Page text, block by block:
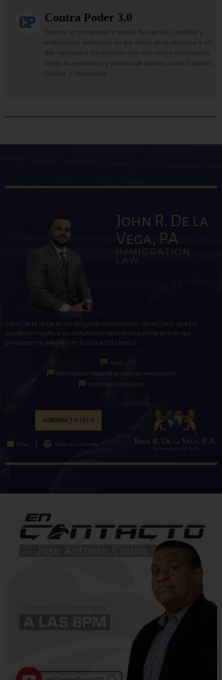
Contra Poder 3.0
Somos un programa y medio de opinión, análisis y
entrevistas, enfocado en las ideas de la derecha y en
dar ventana a los jóvenes con una visión innovadora
sobre la economía y política de países como Estados
Unidos y Venezuela.
John R. De la
Vega, P.A.
IMMIGRATION
LAW
John De la Vega es un abogado venezolano-americano que ha
ayudado mucho a la comunidad venezolana e hispana en sus
procesos migratorios en los Estados Unidos.
ASILO
REPRESENTACIONES EN LA CORTE DE INMIGRACIÓN
PETICIONES FAMILIARES
AGENDA TU CITA
Email Visita mi sitio web